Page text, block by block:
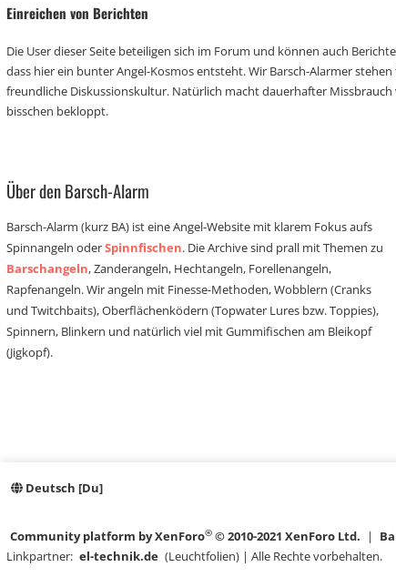
Einreichen von Berichten
Die User dieser Seite beteiligen sich im Forum und können auch
dass hier ein bunter Angel-Kosmos entsteht. Wir Barsch-Alarmer
freundliche Diskussionskultur. Natürlich macht dauerhafter
bisschen bekloppt.
Über den Barsch-Alarm
Barsch-Alarm (kurz BA) ist eine Angel-Website mit klarem Fokus aufs
Spinnangeln oderSpinnfischen. Die Archive sind prall mit Themen zu
Barschangeln, Zanderangeln, Hechtangeln, Forellenangeln,
Rapfenangeln. Wir angeln mit Finesse-Methoden, Wobblern (Cranks
und Twitchbaits), Oberflächenködern (Topwater Lures bzw. Toppies),
Spinnern, Blinkern und natürlich viel mit Gummifischen am Bleikopf
(Jigkopf).
Deutsch [Du]
Community platform by XenForo® © 2010-2021 XenForo Ltd. |
Linkpartner: el-technik.de (Leuchtfolien) | Alle Rechte vorbehalten.